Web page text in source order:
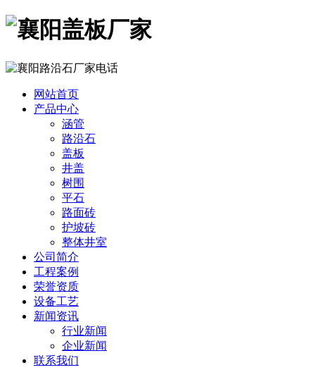
网站首页
产品中心
涵管
路沿石
盖板
井盖
树围
平石
路面砖
护坡砖
整体井室
公司简介
工程案例
荣誉资质
设备工艺
新闻资讯
行业新闻
企业新闻
联系我们